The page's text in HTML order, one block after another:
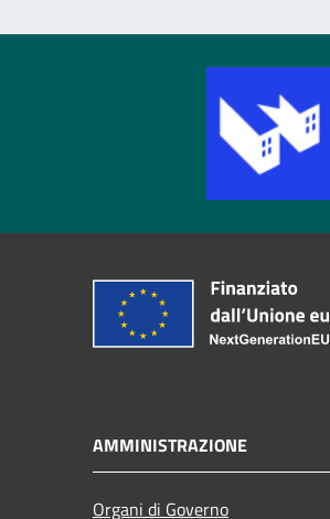
AMMINISTRAZIONE
Organi di Governo